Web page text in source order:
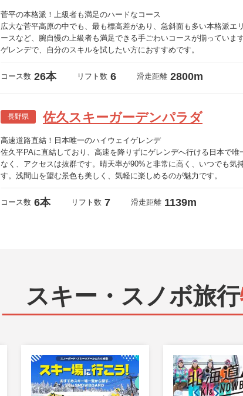
菅平の本格派！上級者も満足のハードなコース
広大な菅平高原の中でも、最も標高差があり、急斜面も多い本格派エ
ースなど、腕自慢の上級者も満足できる手ごわいコースが揃っていま
ゲレンデで、自分のスキルを試したい方におすすめです。
コース数 26本 リフト数 6 滑走距離 2800m
長野県 佐久スキーガーデンパラダ
高速道路直結！日本唯一のハイウェイゲレンデ
佐久平PAに直結しており、高速を降りずにゲレンデへ行ける日本で
なく、アクセスは抜群です。晴天率が90%と非常に高く、いつでも気
す。浅間山を望む景色も美しく、気軽に楽しめるのが魅力です。
コース数 6本 リフト数 7 滑走距離 1139m
スキー・スノボ旅行